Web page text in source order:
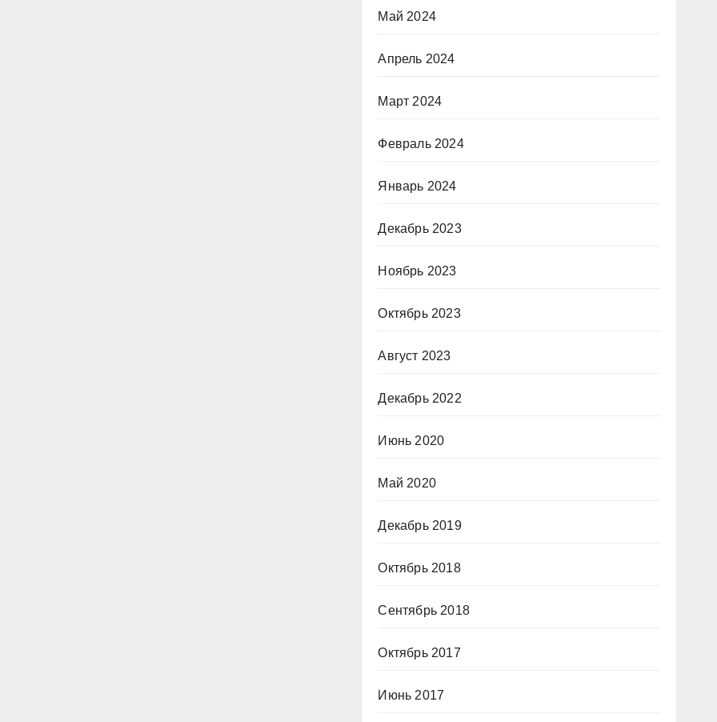
Май 2024
Апрель 2024
Март 2024
Февраль 2024
Январь 2024
Декабрь 2023
Ноябрь 2023
Октябрь 2023
Август 2023
Декабрь 2022
Июнь 2020
Май 2020
Декабрь 2019
Октябрь 2018
Сентябрь 2018
Октябрь 2017
Июнь 2017